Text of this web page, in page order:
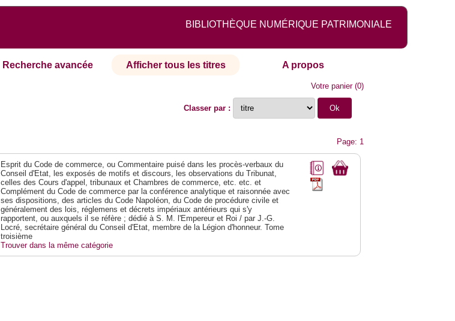
BIBLIOTHÈQUE NUMÉRIQUE PATRIMONIALE
Recherche avancée Afficher tous les titres A propos
Votre panier(0)
Classer par :
Page: 1
Esprit du Code de commerce, ou Commentaire puisé dans les procès-verbaux du
Conseil d'Etat, les exposés de motifs et discours, les observations du Tribunat,
celles des Cours d'appel, tribunaux et Chambres de commerce, etc. etc. et
Complément du Code de commerce par la conférence analytique et raisonnée avec
ses dispositions, des articles du Code Napoléon, du Code de procédure civile et
généralement des lois, réglemens et décrets impériaux antérieurs qui s'y
rapportent, ou auxquels il se réfère ; dédié à S. M. l'Empereur et Roi / par J.-G.
Locré, secrétaire général du Conseil d'Etat, membre de la Légion d'honneur. Tome
troisième
Trouver dans la même catégorie